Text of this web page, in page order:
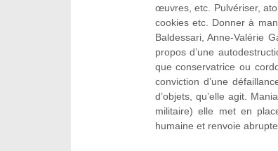
œuvres, etc. Pulvériser,
cookies etc. Donner à
Baldessari, Anne-Valérie
propos d’une
que conservatrice ou
conviction d’une
d’objets, qu’elle agit.
militaire) elle met en
humaine et renvoie